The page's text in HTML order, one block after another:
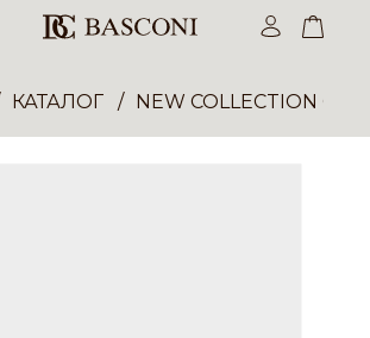
КАТАЛОГ NEW COLLECTION